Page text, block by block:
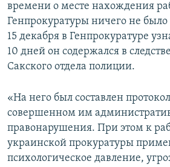
времени о месте нахождения
Генпрокуратуры ничего не было
15 декабря в Генпрокуратуре
10 дней он содержался в
Сакского отдела полиции.
«На него был составлен
совершенном им
правонарушения. При этом к
украинской прокуратуры
психологическое давление,